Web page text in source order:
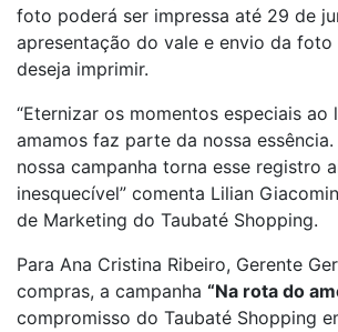
foto poderá ser impressa até 29 de
apresentação do vale e envio da
deseja imprimir.
“Eternizar os momentos especiais ao
amamos faz parte da nossa
nossa campanha torna esse registro
inesquecível” comenta Lilian
de Marketing do Taubaté Shopping.
Para Ana Cristina Ribeiro, Gerente
compras, a campanha “Na rota do
compromisso do Taubaté Shopping